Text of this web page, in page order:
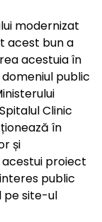
modernizat
acest bun a
acestuia în
public
Clinic
în
și
proiect
public
pe site-ul